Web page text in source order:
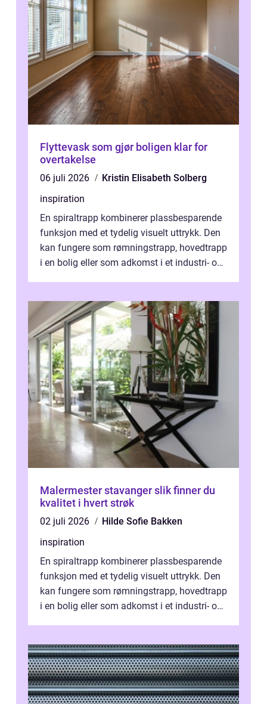
Flyttevask som gjør boligen klar for
overtakelse
06 juli 2026
Kristin Elisabeth Solberg
inspiration
En spiraltrapp kombinerer plassbesparende
funksjon med et tydelig visuelt uttrykk. Den
kan fungere som rømningstrapp, hovedtrapp
i en bolig eller som adkomst i et industri- og
Malermester stavanger slik finner du
kvalitet i hvert strøk
02 juli 2026
Hilde Sofie Bakken
inspiration
En spiraltrapp kombinerer plassbesparende
funksjon med et tydelig visuelt uttrykk. Den
kan fungere som rømningstrapp, hovedtrapp
i en bolig eller som adkomst i et industri- og